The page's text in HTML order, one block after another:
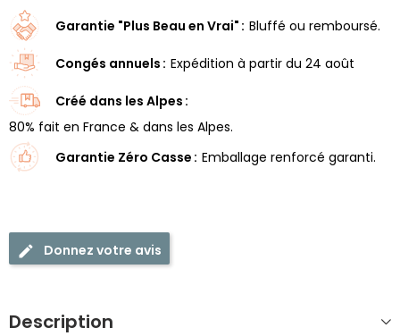
Garantie "Plus Beau en Vrai" Bluffé ou remboursé.
Congés annuels Expédition à partir du 24 août
Créé dans les Alpes
80% fait en France & dans les Alpes.
Garantie Zéro Casse Emballage renforcé garanti.
Donnez votre avis
Description